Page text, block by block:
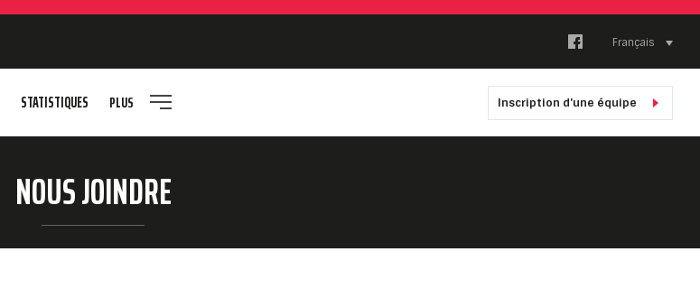
Français
STATISTIQUES PLUS Inscription d'une équipe
NOUS JOINDRE